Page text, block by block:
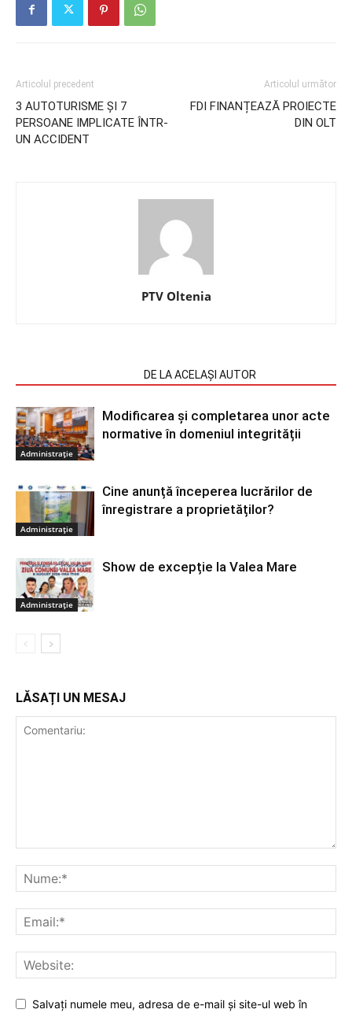
Articolul precedent
3 AUTOTURISME ȘI 7
PERSOANE IMPLICATE ÎNTR-
UN ACCIDENT
Articolul următor
FDI FINANȚEAZĂ PROIECTE
DIN OLT
PTV Oltenia
DE LA ACELAȘI AUTOR
Administrație
Modificarea și completarea unor acte
normative în domeniul integrității
Administrație
Cine anunță începerea lucrărilor de
înregistrare a proprietăților?
Administrație
Show de excepție la Valea Mare
LĂSAȚI UN MESAJ
Salvați numele meu, adresa de e-mail și site-ul web în